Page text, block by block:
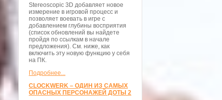
Stereoscopic 3D добавляет новое
измерение в игровой процесс и
позволяет воевать в игре с
добавлением глубины восприятия
(список обновлений вы найдете
пройдя по ссылкам в начале
предложения). См. ниже, как
включить эту новую функцию у себя
на ПК.
Подробнее...
CLOCKWERK – ОДИН ИЗ САМЫХ
ОПАСНЫХ ПЕРСОНАЖЕЙ ДОТЫ 2